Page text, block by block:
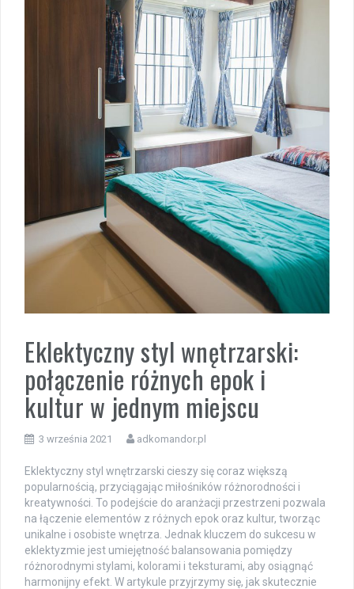
Eklektyczny styl wnętrzarski:
połączenie różnych epok i
kultur w jednym miejscu
3 września 2021 adkomandor.pl
Eklektyczny styl wnętrzarski cieszy się coraz większą
popularnością, przyciągając miłośników różnorodności i
kreatywności. To podejście do aranżacji przestrzeni pozwala
na łączenie elementów z różnych epok oraz kultur, tworząc
unikalne i osobiste wnętrza. Jednak kluczem do sukcesu w
eklektyzmie jest umiejętność balansowania pomiędzy
różnorodnymi stylami, kolorami i teksturami, aby osiągnąć
harmonijny efekt. W artykule przyjrzymy się, jak skutecznie